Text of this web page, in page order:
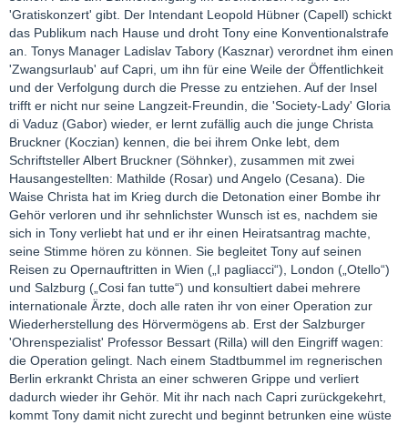
'Gratiskonzert' gibt. Der Intendant Leopold Hübner (Capell) schickt
das Publikum nach Hause und droht Tony eine Konventionalstrafe
an. Tonys Manager Ladislav Tabory (Kasznar) verordnet ihm einen
'Zwangsurlaub' auf Capri, um ihn für eine Weile der Öffentlichkeit
und der Verfolgung durch die Presse zu entziehen. Auf der Insel
trifft er nicht nur seine Langzeit-Freundin, die 'Society-Lady' Gloria
di Vaduz (Gabor) wieder, er lernt zufällig auch die junge Christa
Bruckner (Koczian) kennen, die bei ihrem Onke lebt, dem
Schriftsteller Albert Bruckner (Söhnker), zusammen mit zwei
Hausangestellten: Mathilde (Rosar) und Angelo (Cesana). Die
Waise Christa hat im Krieg durch die Detonation einer Bombe ihr
Gehör verloren und ihr sehnlichster Wunsch ist es, nachdem sie
sich in Tony verliebt hat und er ihr einen Heiratsantrag machte,
seine Stimme hören zu können. Sie begleitet Tony auf seinen
Reisen zu Opernauftritten in Wien („I pagliacci“), London („Otello“)
und Salzburg („Cosi fan tutte“) und konsultiert dabei mehrere
internationale Ärzte, doch alle raten ihr von einer Operation zur
Wiederherstellung des Hörvermögens ab. Erst der Salzburger
'Ohrenspezialist' Professor Bessart (Rilla) will den Eingriff wagen:
die Operation gelingt. Nach einem Stadtbummel im regnerischen
Berlin erkrankt Christa an einer schweren Grippe und verliert
dadurch wieder ihr Gehör. Mit ihr nach nach Capri zurückgekehrt,
kommt Tony damit nicht zurecht und beginnt betrunken eine wüste